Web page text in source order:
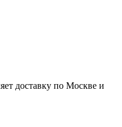
доставку по Москве и